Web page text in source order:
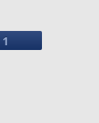
1